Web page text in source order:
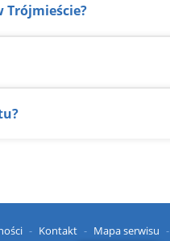
Trójmieście?
Kontakt Mapa serwisu